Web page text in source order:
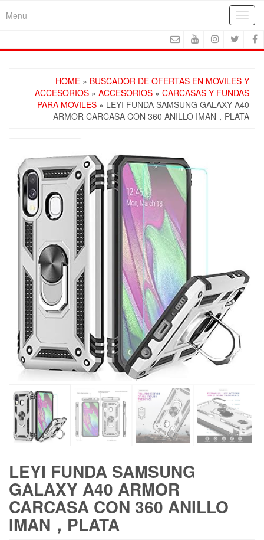
Menu
HOME » BUSCADOR DE OFERTAS EN MOVILES Y
ACCESORIOS » ACCESORIOS » CARCASAS Y FUNDAS
PARA MOVILES » LEYI FUNDA SAMSUNG GALAXY A40
ARMOR CARCASA CON 360 ANILLO IMAN，PLATA
LEYI FUNDA SAMSUNG
GALAXY A40 ARMOR
CARCASA CON 360 ANILLO
IMAN，PLATA